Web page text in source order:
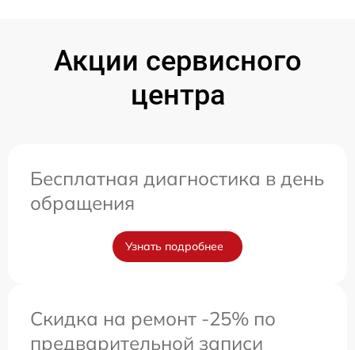
Акции сервисного
центра
Бесплатная диагностика в день
обращения
Узнать подробнее
Скидка на ремонт -25% по
предварительной записи